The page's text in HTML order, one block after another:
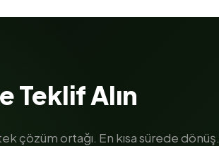
Teklif Alın
çözüm ortağı. En kısa sürede dönüş.